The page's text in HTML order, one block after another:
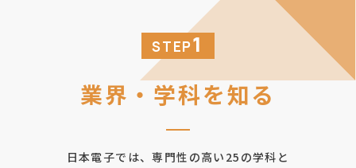
STEP1
業界・学科を知る
日本電子では、専門性の高い25の学科と